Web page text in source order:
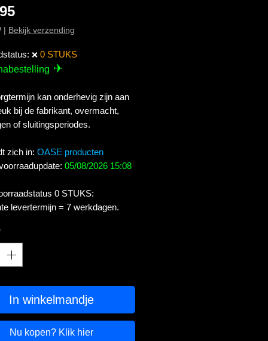
Prijs
| Bekijk verzending
❌ 0 STUKS
✈
kan onderhevig zijn aan
bij de fabrikant, overmacht,
of sluitingsperiodes.
zich in: OASE producten
05/08/2026 15:08
0 STUKS:
levertermijn = 7 werkdagen.
In winkelmandje
Nu kopen? Klik hier